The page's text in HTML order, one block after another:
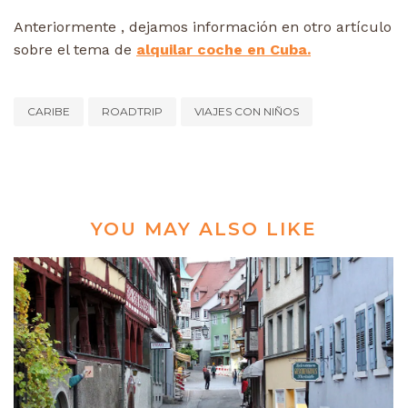
Anteriormente , dejamos información en otro artículo
sobre el tema de alquilar coche en Cuba.
CARIBE ROADTRIP VIAJES CON NIÑOS
YOU MAY ALSO LIKE